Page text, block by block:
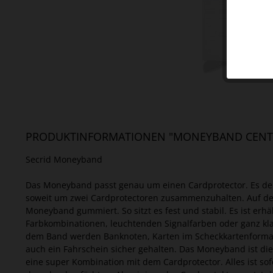
PRODUKTINFORMATIONEN "MONEYBAND
Secrid Moneyband
Das Moneyband passt genau um einen Cardprotector. Es
soweit um zwei Cardprotectoren zusammenzuhalten. Auf
Moneyband gummiert. So sitzt es fest und stabil. Es ist
Farbkombinationen, leuchtenden Signalfarben oder ganz
dem Band werden Banknoten, Karten im
auch ein Fahrschein sicher gehalten. Das Moneyband ist
eine super Kombination mit dem Cardprotector. Alles ist